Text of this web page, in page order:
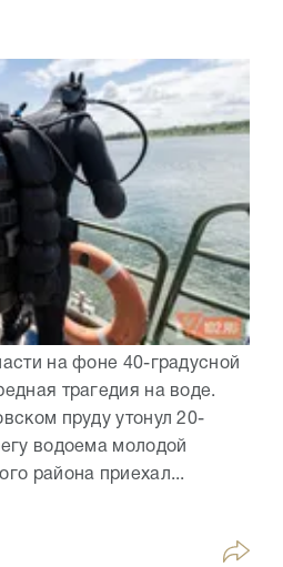
на фоне 40-градусной
трагедия на воде.
пруду утонул 20-
водоема молодой
района приехал...